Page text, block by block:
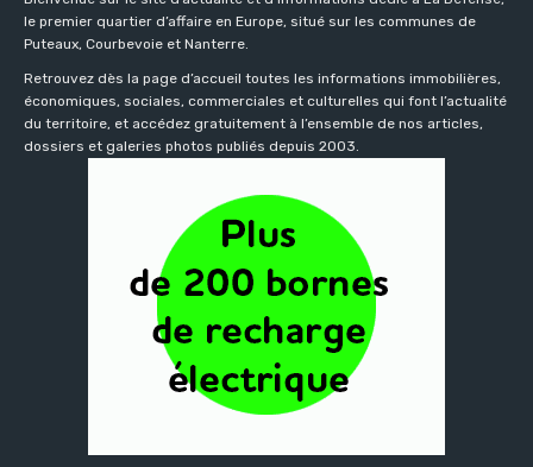
le premier quartier d’affaire en Europe, situé sur les communes de
Puteaux, Courbevoie et Nanterre.
Retrouvez dès la page d’accueil toutes les informations immobilières,
économiques, sociales, commerciales et culturelles qui font l’actualité
du territoire, et accédez gratuitement à l’ensemble de nos articles,
dossiers et galeries photos publiés depuis 2003.